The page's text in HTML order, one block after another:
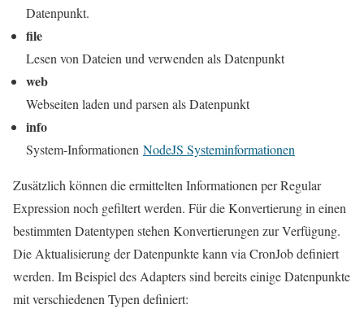
Datenpunkt.
file
Lesen von Dateien und verwenden als Datenpunkt
web
Webseiten laden und parsen als Datenpunkt
info
System-Informationen NodeJS Systeminformationen
Zusätzlich können die ermittelten Informationen per Regular
Expression noch gefiltert werden. Für die Konvertierung in einen
bestimmten Datentypen stehen Konvertierungen zur Verfügung.
Die Aktualisierung der Datenpunkte kann via CronJob definiert
werden. Im Beispiel des Adapters sind bereits einige Datenpunkte
mit verschiedenen Typen definiert: